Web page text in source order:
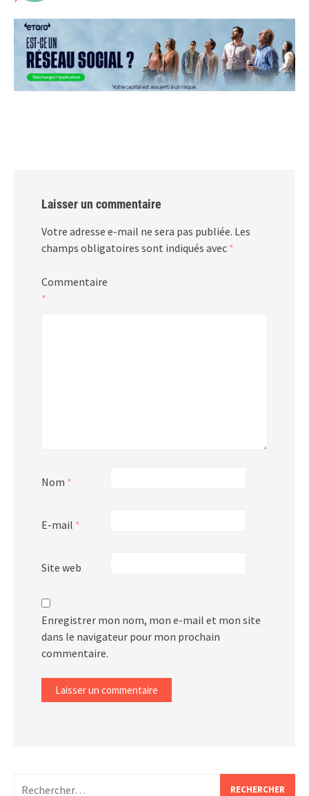
Laisser un commentaire
Votre adresse e-mail ne sera pas publiée. Les
champs obligatoires sont indiqués avec *
Commentaire
*
Nom *
E-mail *
Site web
Enregistrer mon nom, mon e-mail et mon site
dans le navigateur pour mon prochain
commentaire.